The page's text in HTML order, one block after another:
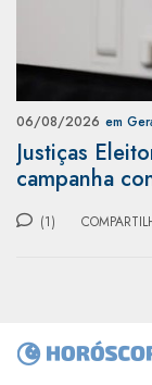
06/08/2026 em
Justiças
campanha
(1)